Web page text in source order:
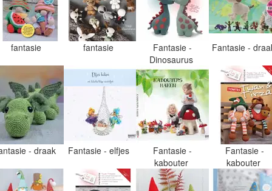
fantasie fantasie
Fantasie -
Dinosaurus
Fantasie -
- draak Fantasie - elfjes
Fantasie -
kabouter
Fantasie -
kabouter